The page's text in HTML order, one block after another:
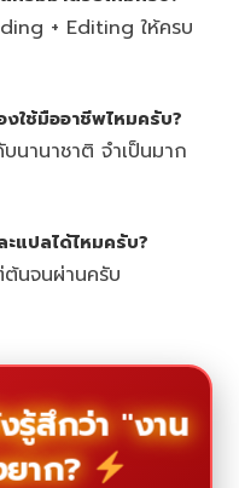
+ Editing ให้ครบ
ใช้มืออาชีพไหมครับ?
นานาชาติ จำเป็นมาก
แปลได้ไหมครับ?
นจนผ่านครับ
รู้สึกว่า "งาน
าก?